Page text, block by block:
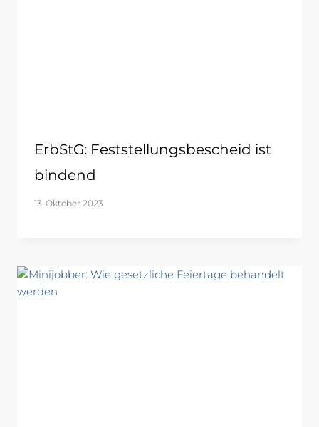
ErbStG: Feststellungsbescheid ist
bindend
13. Oktober 2023